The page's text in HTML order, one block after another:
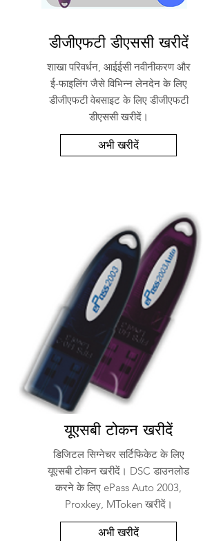
डीजीएफटी डीएससी खरीदें
शाखा परिवर्धन, आईईसी नवीनीकरण और
ई-फाइलिंग जैसे विभिन्न लेनदेन के लिए
डीजीएफटी वेबसाइट के लिए डीजीएफटी
डीएससी खरीदें।
अभी खरीदें
यूएसबी टोकन खरीदें
डिजिटल सिग्नेचर सर्टिफिकेट के लिए
यूएसबी टोकन खरीदें। DSC डाउनलोड
करने के लिए ePass Auto 2003,
Proxkey, MToken खरीदें।
अभी खरीदें